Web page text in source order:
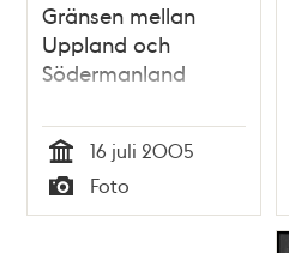
Gränsen mellan
Uppland och
Södermanland
Tid
16 juli 2005
Typ
Foto